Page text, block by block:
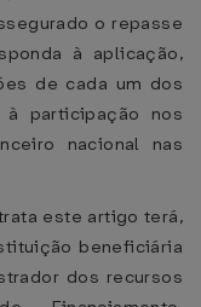
o repasse
à aplicação,
de cada um dos
à participação nos
nacional nas
este artigo terá,
beneficiária
dos recursos